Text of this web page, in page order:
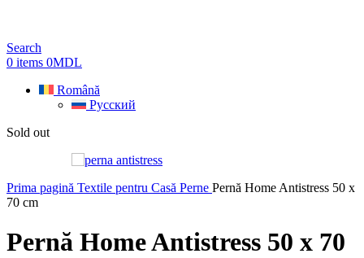
Search
0 items 0MDL
Română
Русский
Sold out
Prima pagină Textile pentru Casă Perne Pernă Home Antistress 50 x
70 cm
Pernă Home Antistress 50 x 70